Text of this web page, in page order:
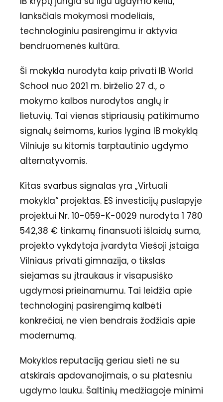
lanksčiais mokymosi modeliais,
technologiniu pasirengimu ir aktyvia
bendruomenės kultūra.
Ši mokykla nurodyta kaip privati IB World
School nuo 2021 m. birželio 27 d., o
mokymo kalbos nurodytos anglų ir
lietuvių. Tai vienas stipriausių patikimumo
signalų šeimoms, kurios lygina IB mokyklą
Vilniuje su kitomis tarptautinio ugdymo
alternatyvomis.
Kitas svarbus signalas yra „Virtuali
mokykla“ projektas. ES investicijų puslapyje
projektui Nr. 10-059-K-0029 nurodyta 1 780
542,38 € tinkamų finansuoti išlaidų suma,
projekto vykdytoja įvardyta Viešoji įstaiga
Vilniaus privati gimnazija, o tikslas
siejamas su įtraukaus ir visapusiško
ugdymosi prieinamumu. Tai leidžia apie
technologinį pasirengimą kalbėti
konkrečiai, ne vien bendrais žodžiais apie
modernumą.
Mokyklos reputaciją geriau sieti ne su
atskirais apdovanojimais, o su platesniu
ugdymo lauku. Šaltinių medžiagoje minimi